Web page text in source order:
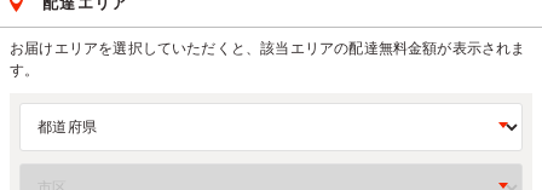
お届けエリアを選択していただくと、該当エリアの配達無料金額が表示されま
す。